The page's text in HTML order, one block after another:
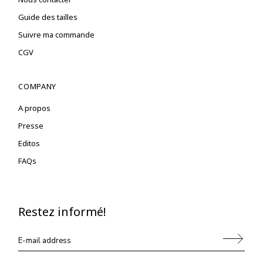
Guide des tailles
Suivre ma commande
CGV
COMPANY
A propos
Presse
Editos
FAQs
Restez informé!